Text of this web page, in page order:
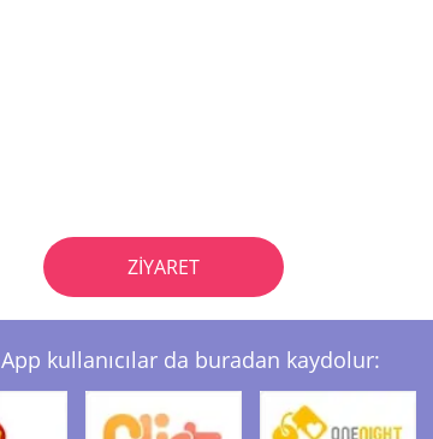
ZIYARET
kullanıcılar da buradan kaydolur: